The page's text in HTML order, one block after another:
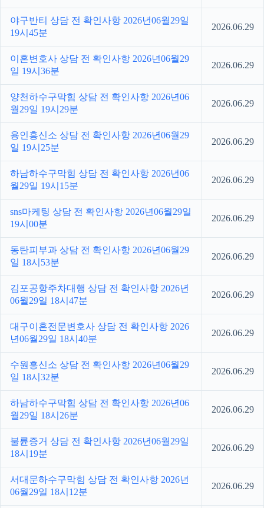
야구반티 상담 전 확인사항 2026년06월29일
19시45분
2026.06.29
이혼변호사 상담 전 확인사항 2026년06월29
일 19시36분
2026.06.29
양천하수구막힘 상담 전 확인사항 2026년06
월29일 19시29분
2026.06.29
용인흥신소 상담 전 확인사항 2026년06월29
일 19시25분
2026.06.29
하남하수구막힘 상담 전 확인사항 2026년06
월29일 19시15분
2026.06.29
sns마케팅 상담 전 확인사항 2026년06월29일
19시00분
2026.06.29
동탄피부과 상담 전 확인사항 2026년06월29
일 18시53분
2026.06.29
김포공항주차대행 상담 전 확인사항 2026년
06월29일 18시47분
2026.06.29
대구이혼전문변호사 상담 전 확인사항 2026
년06월29일 18시40분
2026.06.29
수원흥신소 상담 전 확인사항 2026년06월29
일 18시32분
2026.06.29
하남하수구막힘 상담 전 확인사항 2026년06
월29일 18시26분
2026.06.29
불륜증거 상담 전 확인사항 2026년06월29일
18시19분
2026.06.29
서대문하수구막힘 상담 전 확인사항 2026년
06월29일 18시12분
2026.06.29